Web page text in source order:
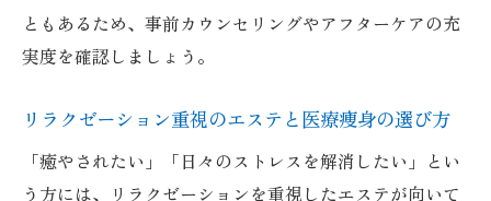
す
医療痩身のメンテナンスで変わる肌質改善
無理なく続けられる医療痩身のケアプラン
の工夫
自分に合う美容アプローチの見極め方を学ぼう
ともあるため、事前カウンセリングやアフターケアの充
実度を確認しましょう。
リラクゼーション重視のエステと医療痩身の選び方
「癒やされたい」「日々のストレスを解消したい」とい
う方には、リラクゼーションを重視したエステが向いて